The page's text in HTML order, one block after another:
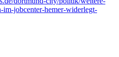
im-jobcenter-hemer-widerlegt-